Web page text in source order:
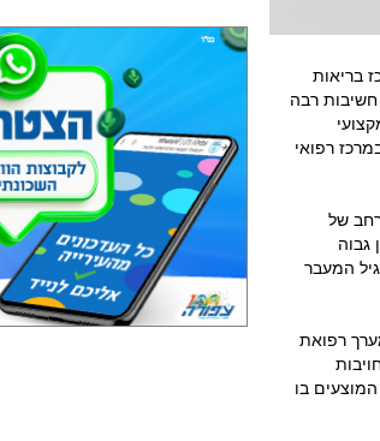
בריאות
רבה
רפואי
של
גבוה
גיל המעבר
רפואת
בו